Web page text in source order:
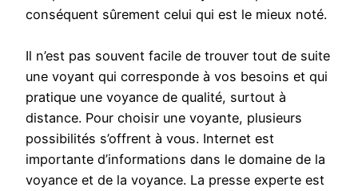
conséquent sûrement celui qui est le mieux noté.
Il n’est pas souvent facile de trouver tout de suite
une voyant qui corresponde à vos besoins et qui
pratique une voyance de qualité, surtout à
distance. Pour choisir une voyante, plusieurs
possibilités s’offrent à vous. Internet est
importante d’informations dans le domaine de la
voyance et de la voyance. La presse experte est